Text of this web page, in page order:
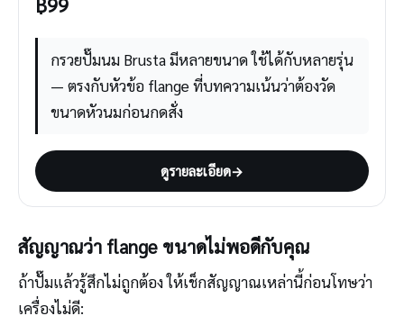
กรวยปั๊มนม Brusta มีหลายขนาด ใช้ได้กับหลายรุ่น
— ตรงกับหัวข้อ flange ที่บทความเน้นว่าต้องวัด
ขนาดหัวนมก่อนกดสั่ง
ดูรายละเอียด→
สัญญาณว่า flange ขนาดไม่พอดีกับคุณ
ถ้าปั๊มแล้วรู้สึกไม่ถูกต้อง ให้เช็กสัญญาณเหล่านี้ก่อนโทษว่า
เครื่องไม่ดี: